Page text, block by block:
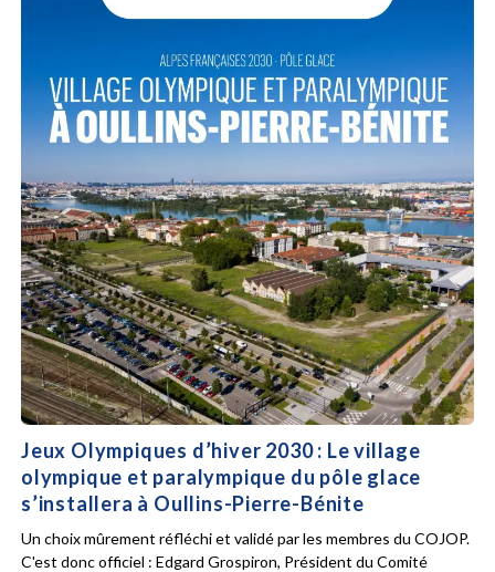
Jeux Olympiques d’hiver 2030 : Le village
olympique et paralympique du pôle glace
s’installera à Oullins-Pierre-Bénite
Un choix mûrement réfléchi et validé par les membres du COJOP.
C'est donc officiel : Edgard Grospiron, Président du Comité